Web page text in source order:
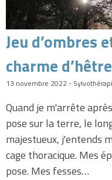
Jeu d’ombres
charme
13 novembre 2022 -
Quand je m'arrête
pose sur la terre, le
majestueux, j'entends
cage thoracique. Mes
pose. Mes fesses…